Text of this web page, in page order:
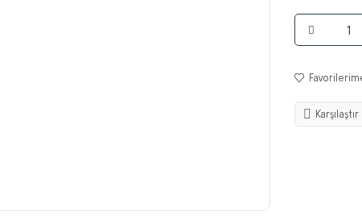
Karşılaştır